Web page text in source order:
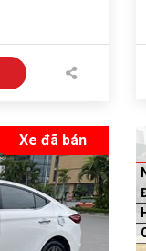
Xe đã bán